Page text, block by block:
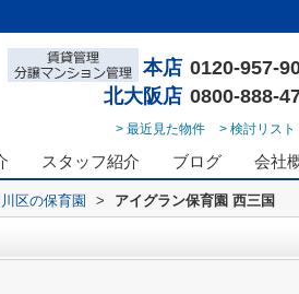
本店 0120-957-
北大阪店 0800-888-
> 最近見た物件 > 検討リスト
スタッフ紹介 ブログ 会社
区の保育園 > アイグラン保育園 西三国